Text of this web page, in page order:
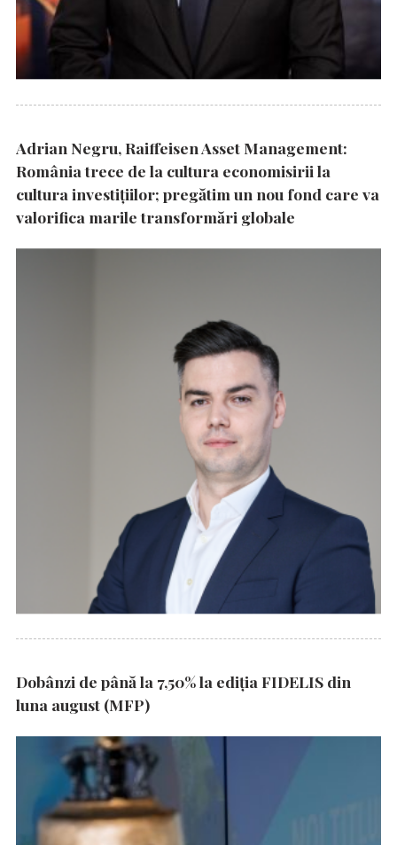
Adrian Negru, Raiffeisen Asset Management:
România trece de la cultura economisirii la
cultura investițiilor; pregătim un nou fond care va
valorifica marile transformări globale
Dobânzi de până la 7,50% la ediția FIDELIS din
luna august (MFP)